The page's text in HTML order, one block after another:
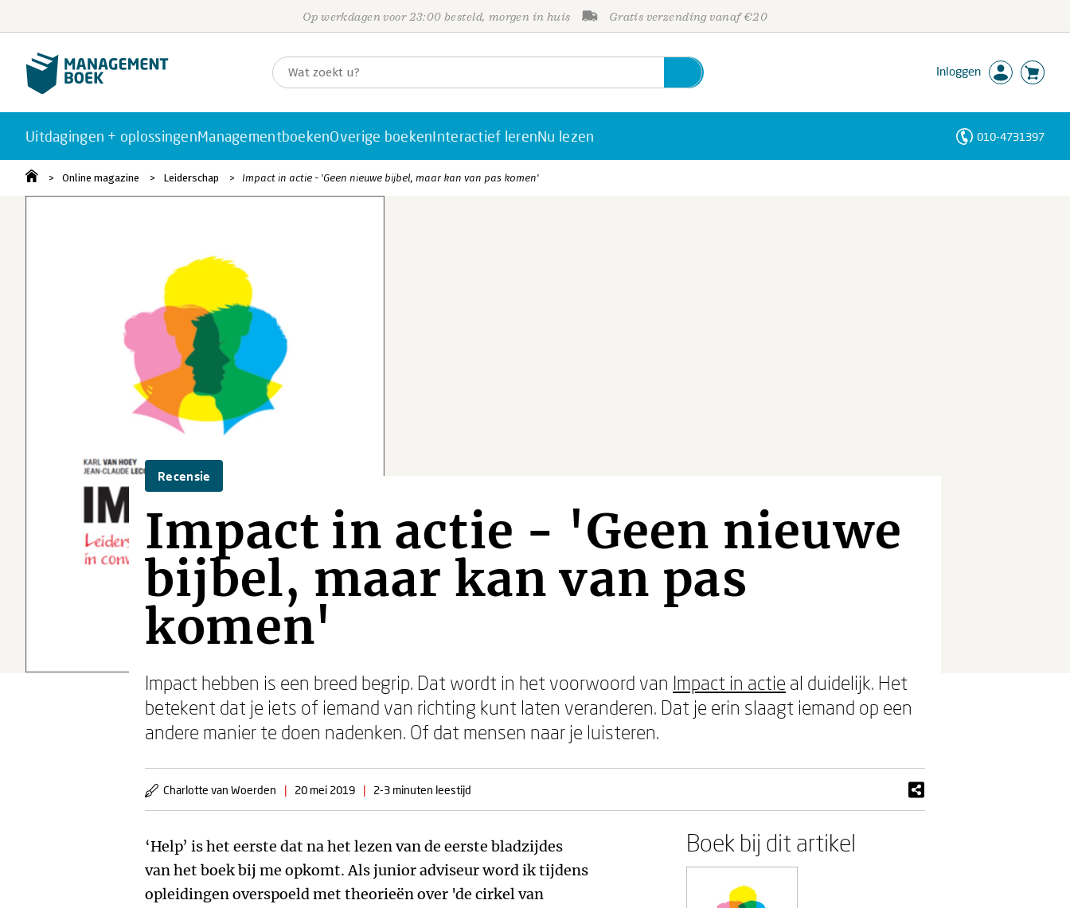
Op werkdagen voor 23:00 besteld, morgen in huis Gratis verzending vanaf €20
Inloggen
Uitdagingen + oplossingenManagementboekenOverige boekenInteractief lerenNu lezen 010-4731397
Online magazine Leiderschap Impact in actie - 'Geen nieuwe bijbel, maar kan van pas komen'
Recensie
Impact in actie - 'Geen nieuwe
bijbel, maar kan van pas
komen'
Impact hebben is een breed begrip. Dat wordt in het voorwoord van Impact in actie al duidelijk. Het
betekent dat je iets of iemand van richting kunt laten veranderen. Dat je erin slaagt iemand op een
andere manier te doen nadenken. Of dat mensen naar je luisteren.
Charlotte van Woerden | 20 mei 2019 | 2-3 minuten leestijd
‘Help’ is het eerste dat na het lezen van de eerste bladzijdes
van het boek bij me opkomt. Als junior adviseur word ik tijdens
opleidingen overspoeld met theorieën over 'de cirkel van
Boek bij dit artikel
Personen